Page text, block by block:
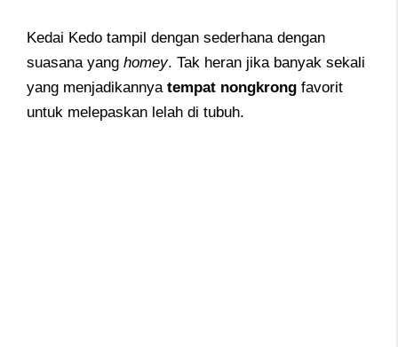
Kedai Kedo tampil dengan sederhana dengan
suasana yang homey. Tak heran jika banyak sekali
yang menjadikannya tempat nongkrong favorit
untuk melepaskan lelah di tubuh.